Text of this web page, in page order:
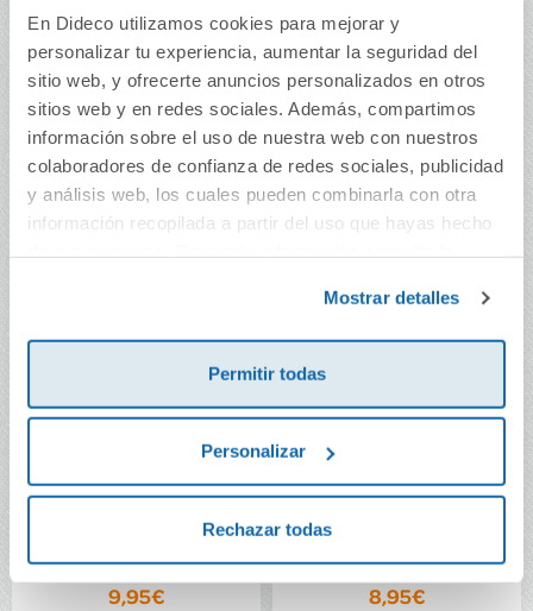
En Dideco utilizamos cookies para mejorar y
personalizar tu experiencia, aumentar la seguridad del
sitio web, y ofrecerte anuncios personalizados en otros
sitios web y en redes sociales. Además, compartimos
información sobre el uso de nuestra web con nuestros
colaboradores de confianza de redes sociales, publicidad
y análisis web, los cuales pueden combinarla con otra
información recopilada a partir del uso que hayas hecho
Mostrar detalles
Permitir todas
Personalizar
Rechazar todas
13,95€
Comprar
delfín
14,96€
Comprar
¡Gracias por tu ayuda,
9,95€
¡Hoy vamos de
cumple, ositos!
8,95€